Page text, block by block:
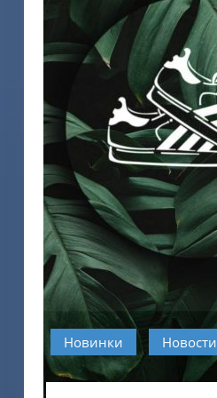
Новинки Новости